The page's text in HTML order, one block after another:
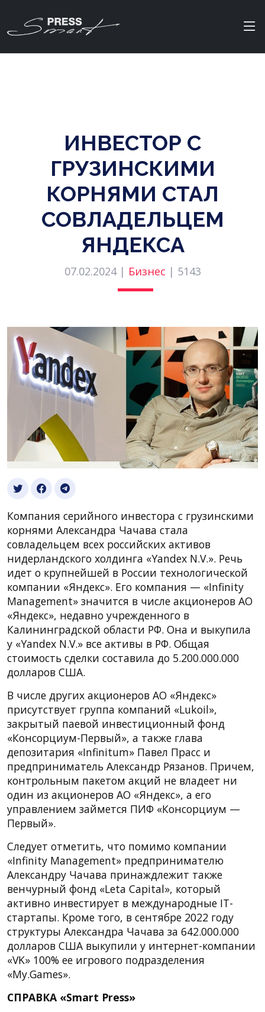
ИНВЕСТОР С
ГРУЗИНСКИМИ
КОРНЯМИ СТАЛ
СОВЛАДЕЛЬЦЕМ
ЯНДЕКСА
07.02.2024 | Бизнес | 5143
Компания серийного инвестора с грузинскими
корнями Александра Чачава стала
совладельцем всех российских активов
нидерландского холдинга «Yandex N.V.». Речь
идет о крупнейшей в России технологической
компании «Яндекс». Его компания — «Infinity
Management» значится в числе акционеров АО
«Яндекс», недавно учрежденного в
Калининградской области РФ. Она и выкупила
у «Yandex N.V.» все активы в РФ. Общая
стоимость сделки составила до 5.200.000.000
долларов США.
В числе других акционеров АО «Яндекс»
присутствует группа компаний «Lukoil»,
закрытый паевой инвестиционный фонд
«Консорциум-Первый», а также глава
депозитария «Infinitum» Павел Прасс и
предприниматель Александр Рязанов. Причем,
контрольным пакетом акций не владеет ни
один из акционеров АО «Яндекс», а его
управлением займется ПИФ «Консорциум —
Первый».
Следует отметить, что помимо компании
«Infinity Management» предпринимателю
Александру Чачава принаждлежит также
венчурный фонд «Leta Capital», который
активно инвестирует в международные IT-
стартапы. Кроме того, в сентябре 2022 году
структуры Александра Чачава за 642.000.000
долларов США выкупили у интернет-компании
«VK» 100% ее игрового подразделения
«My.Games».
СПРАВКА «Smart Press»